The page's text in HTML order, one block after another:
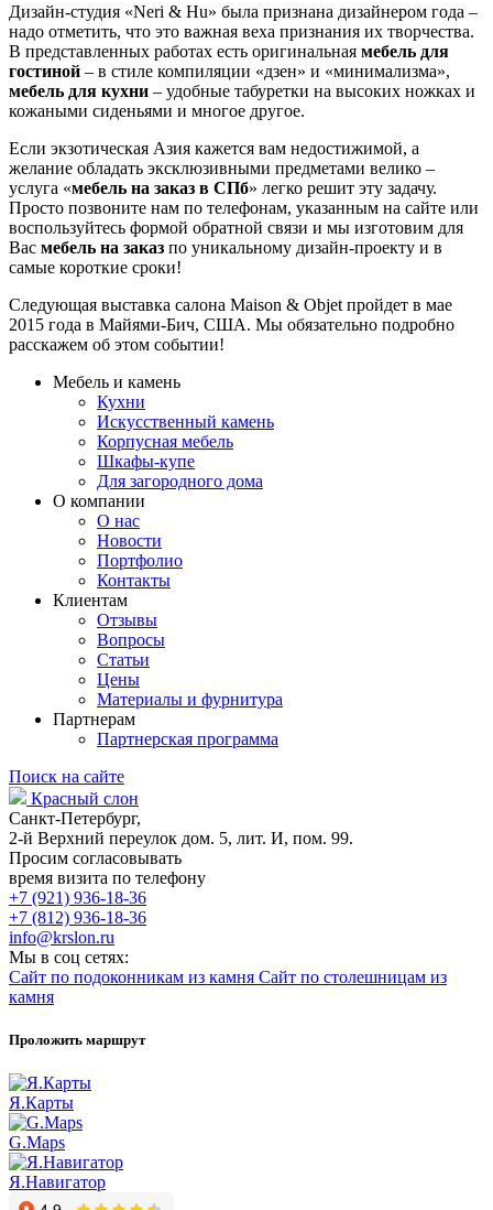
Дизайн-студия «Neri & Hu» была признана дизайнером года –
надо отметить, что это важная веха признания их творчества.
В представленных работах есть оригинальная мебель для
гостиной – в стиле компиляции «дзен» и «минимализма»,
мебель для кухни – удобные табуретки на высоких ножках и
кожаными сиденьями и многое другое.
Если экзотическая Азия кажется вам недостижимой, а
желание обладать эксклюзивными предметами велико –
услуга «мебель на заказ в СПб» легко решит эту задачу.
Просто позвоните нам по телефонам, указанным на сайте или
воспользуйтесь формой обратной связи и мы изготовим для
Вас мебель на заказ по уникальному дизайн-проекту и в
самые короткие сроки!
Следующая выставка салона Maison & Objet пройдет в мае
2015 года в Майями-Бич, США. Мы обязательно подробно
расскажем об этом событии!
Мебель и камень
Кухни
Искусственный камень
Корпусная мебель
Шкафы-купе
Для загородного дома
О компании
О нас
Новости
Портфолио
Контакты
Клиентам
Отзывы
Вопросы
Статьи
Цены
Материалы и фурнитура
Партнерам
Партнерская программа
Поиск на сайте
Красный слон
Санкт-Петербург,
2-й Верхний переулок дом. 5, лит. И, пом. 99.
Просим согласовывать
время визита по телефону
+7 (921) 936-18-36
+7 (812) 936-18-36
info@krslon.ru
Мы в соц сетях:
Сайт по подоконникам из камня Сайт по столешницам из
камня
Проложить маршрут
Я.Карты
G.Maps
Я.Навигатор